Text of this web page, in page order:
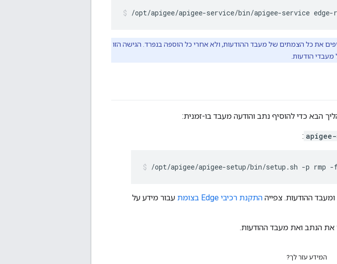
/opt/apigee/apigee-service/bin/apigee-service
את כל הצמתים של מעבד ההודעות, ולא אחרי כל הוספה בנפרד. הגישה הזו
הודעות.
:
/opt/apigee/apigee-setup/bin/setup.sh -p rmp -
ההודעות. צפייה התקנת רכיבי Edge בצומת
עבור מידע על
את הנתב ואת מעבד ההודעות.
המידע עזר לך?